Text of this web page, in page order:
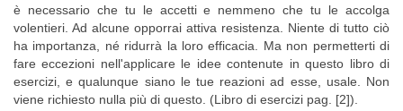
è necessario che tu le accetti e nemmeno che tu le accolga
volentieri. Ad alcune opporrai attiva resistenza. Niente di tutto ciò
ha importanza, né ridurrà la loro efficacia. Ma non permetterti di
fare eccezioni nell'applicare le idee contenute in questo libro di
esercizi, e qualunque siano le tue reazioni ad esse, usale. Non
viene richiesto nulla più di questo. (Libro di esercizi pag. [2]).